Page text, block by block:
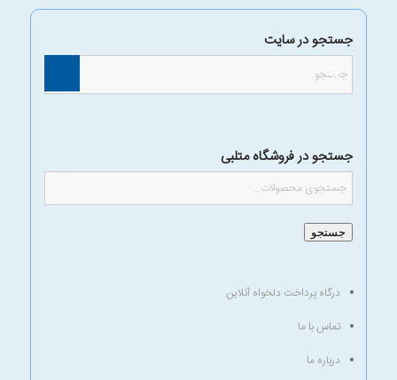
جستجو در سایت
جستجو در فروشگاه متلبی
جستجو
درگاه پرداخت دلخواه آنلاین
تماس با ما
درباره ما